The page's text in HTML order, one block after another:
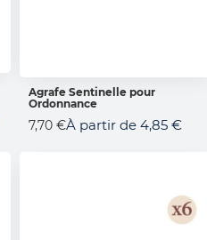
AJOUTER AU PANIER
Agrafe Sentinelle pour
Ordonnance
7,70 €À partir de 4,85 €